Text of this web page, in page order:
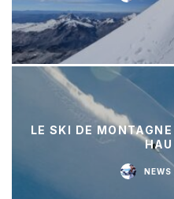
LE SKI DE
NEWS